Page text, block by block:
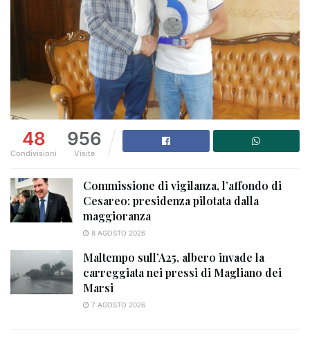
48
Condivisioni
956
Visite
Commissione di vigilanza, l’affondo di
Cesareo: presidenza pilotata dalla
maggioranza
8 AGOSTO 2026
Maltempo sull’A25, albero invade la
carreggiata nei pressi di Magliano dei
Marsi
7 AGOSTO 2026